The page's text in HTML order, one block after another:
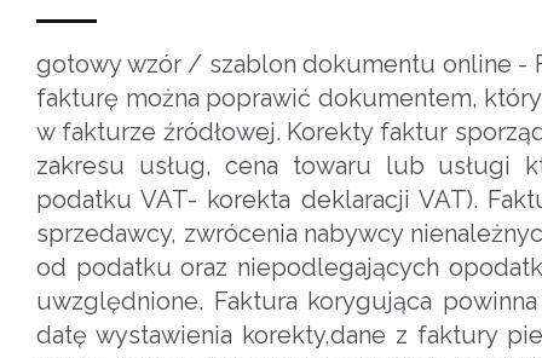
gotowy wzór / szablon dokumentu online -
fakturę można poprawić dokumentem,
w fakturze źródłowej. Korekty faktur
zakresu usług, cena towaru lub usługi
podatku VAT- korekta deklaracji VAT).
sprzedawcy, zwrócenia nabywcy
od podatku oraz niepodlegających
uwzględnione. Faktura korygująca
datę wystawienia korekty,dane z faktury